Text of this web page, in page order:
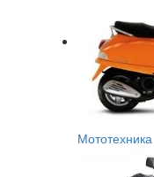
Мототехника